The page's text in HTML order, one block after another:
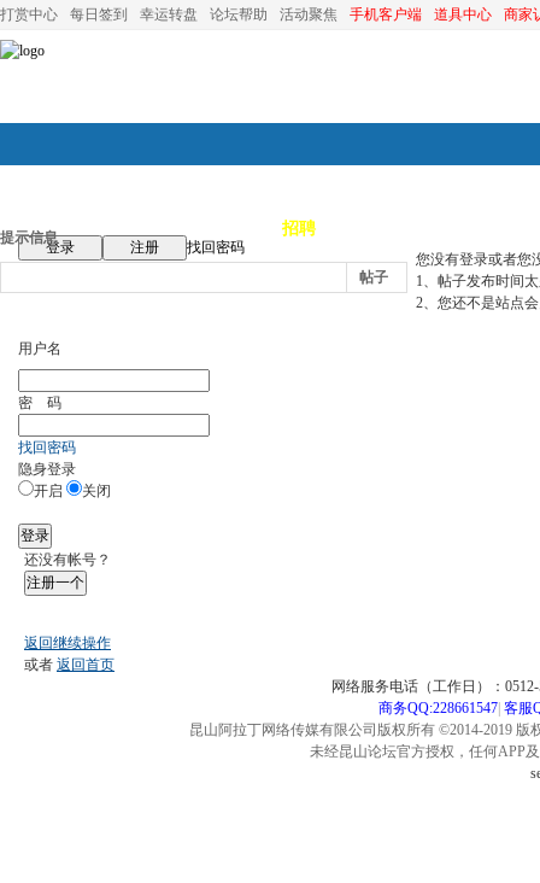
打赏中心 每日签到 幸运转盘 论坛帮助 活动聚焦 手机客户端 道具中心 商家
论坛首页 招聘
登录 注册
找回密码
帖子
提示信息
您没有登录或者您
1、帖子发布时间
2、您还不是站点
用户名
密 码
找回密码
隐身登录
开启
关闭
登录
还没有帐号？
注册一个
返回继续操作
或者 返回首页
网络服务电话（工作日）：
商务QQ:228661547| 客服
昆山阿拉丁网络传媒有限公司版权所有 ©2014-2019
未经昆山论坛官方授权，任何APP